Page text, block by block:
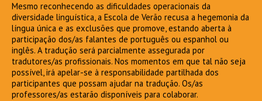
Mesmo reconhecendo as dificuldades operacionais da
diversidade linguística, a Escola de Verão recusa a hegemonia da
língua única e as exclusões que promove, estando aberta à
participação dos/as falantes de português ou espanhol ou
inglês. A tradução será parcialmente assegurada por
tradutores/as profissionais. Nos momentos em que tal não seja
possível, irá apelar-se à responsabilidade partilhada dos
participantes que possam ajudar na tradução. Os/as
professores/as estarão disponíveis para colaborar.